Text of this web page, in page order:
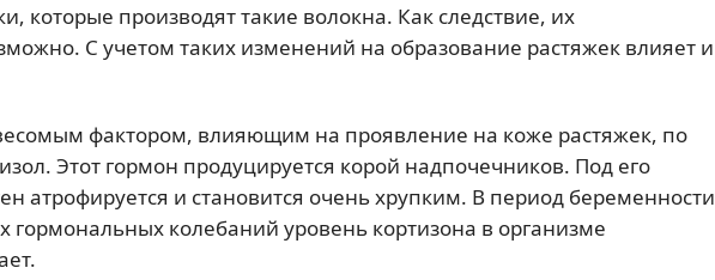
которые производят такие волокна. Как следствие, их
С учетом таких изменений на образование растяжек влияет и
фактором, влияющим на проявление на коже растяжек, по
Этот гормон продуцируется корой надпочечников. Под его
атрофируется и становится очень хрупким. В период беременности
гормональных колебаний уровень кортизона в организме